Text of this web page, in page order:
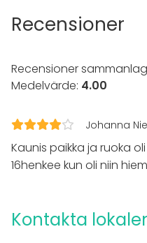
Recensioner
Recensioner
Medelvärde: 4.00
Johanna
Kaunis paikka ja ruoka
16henkee kun oli niin
Kontakta